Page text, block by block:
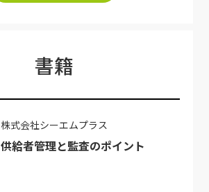
書籍
株式会社シーエムプラス
供給者管理と監査のポイント